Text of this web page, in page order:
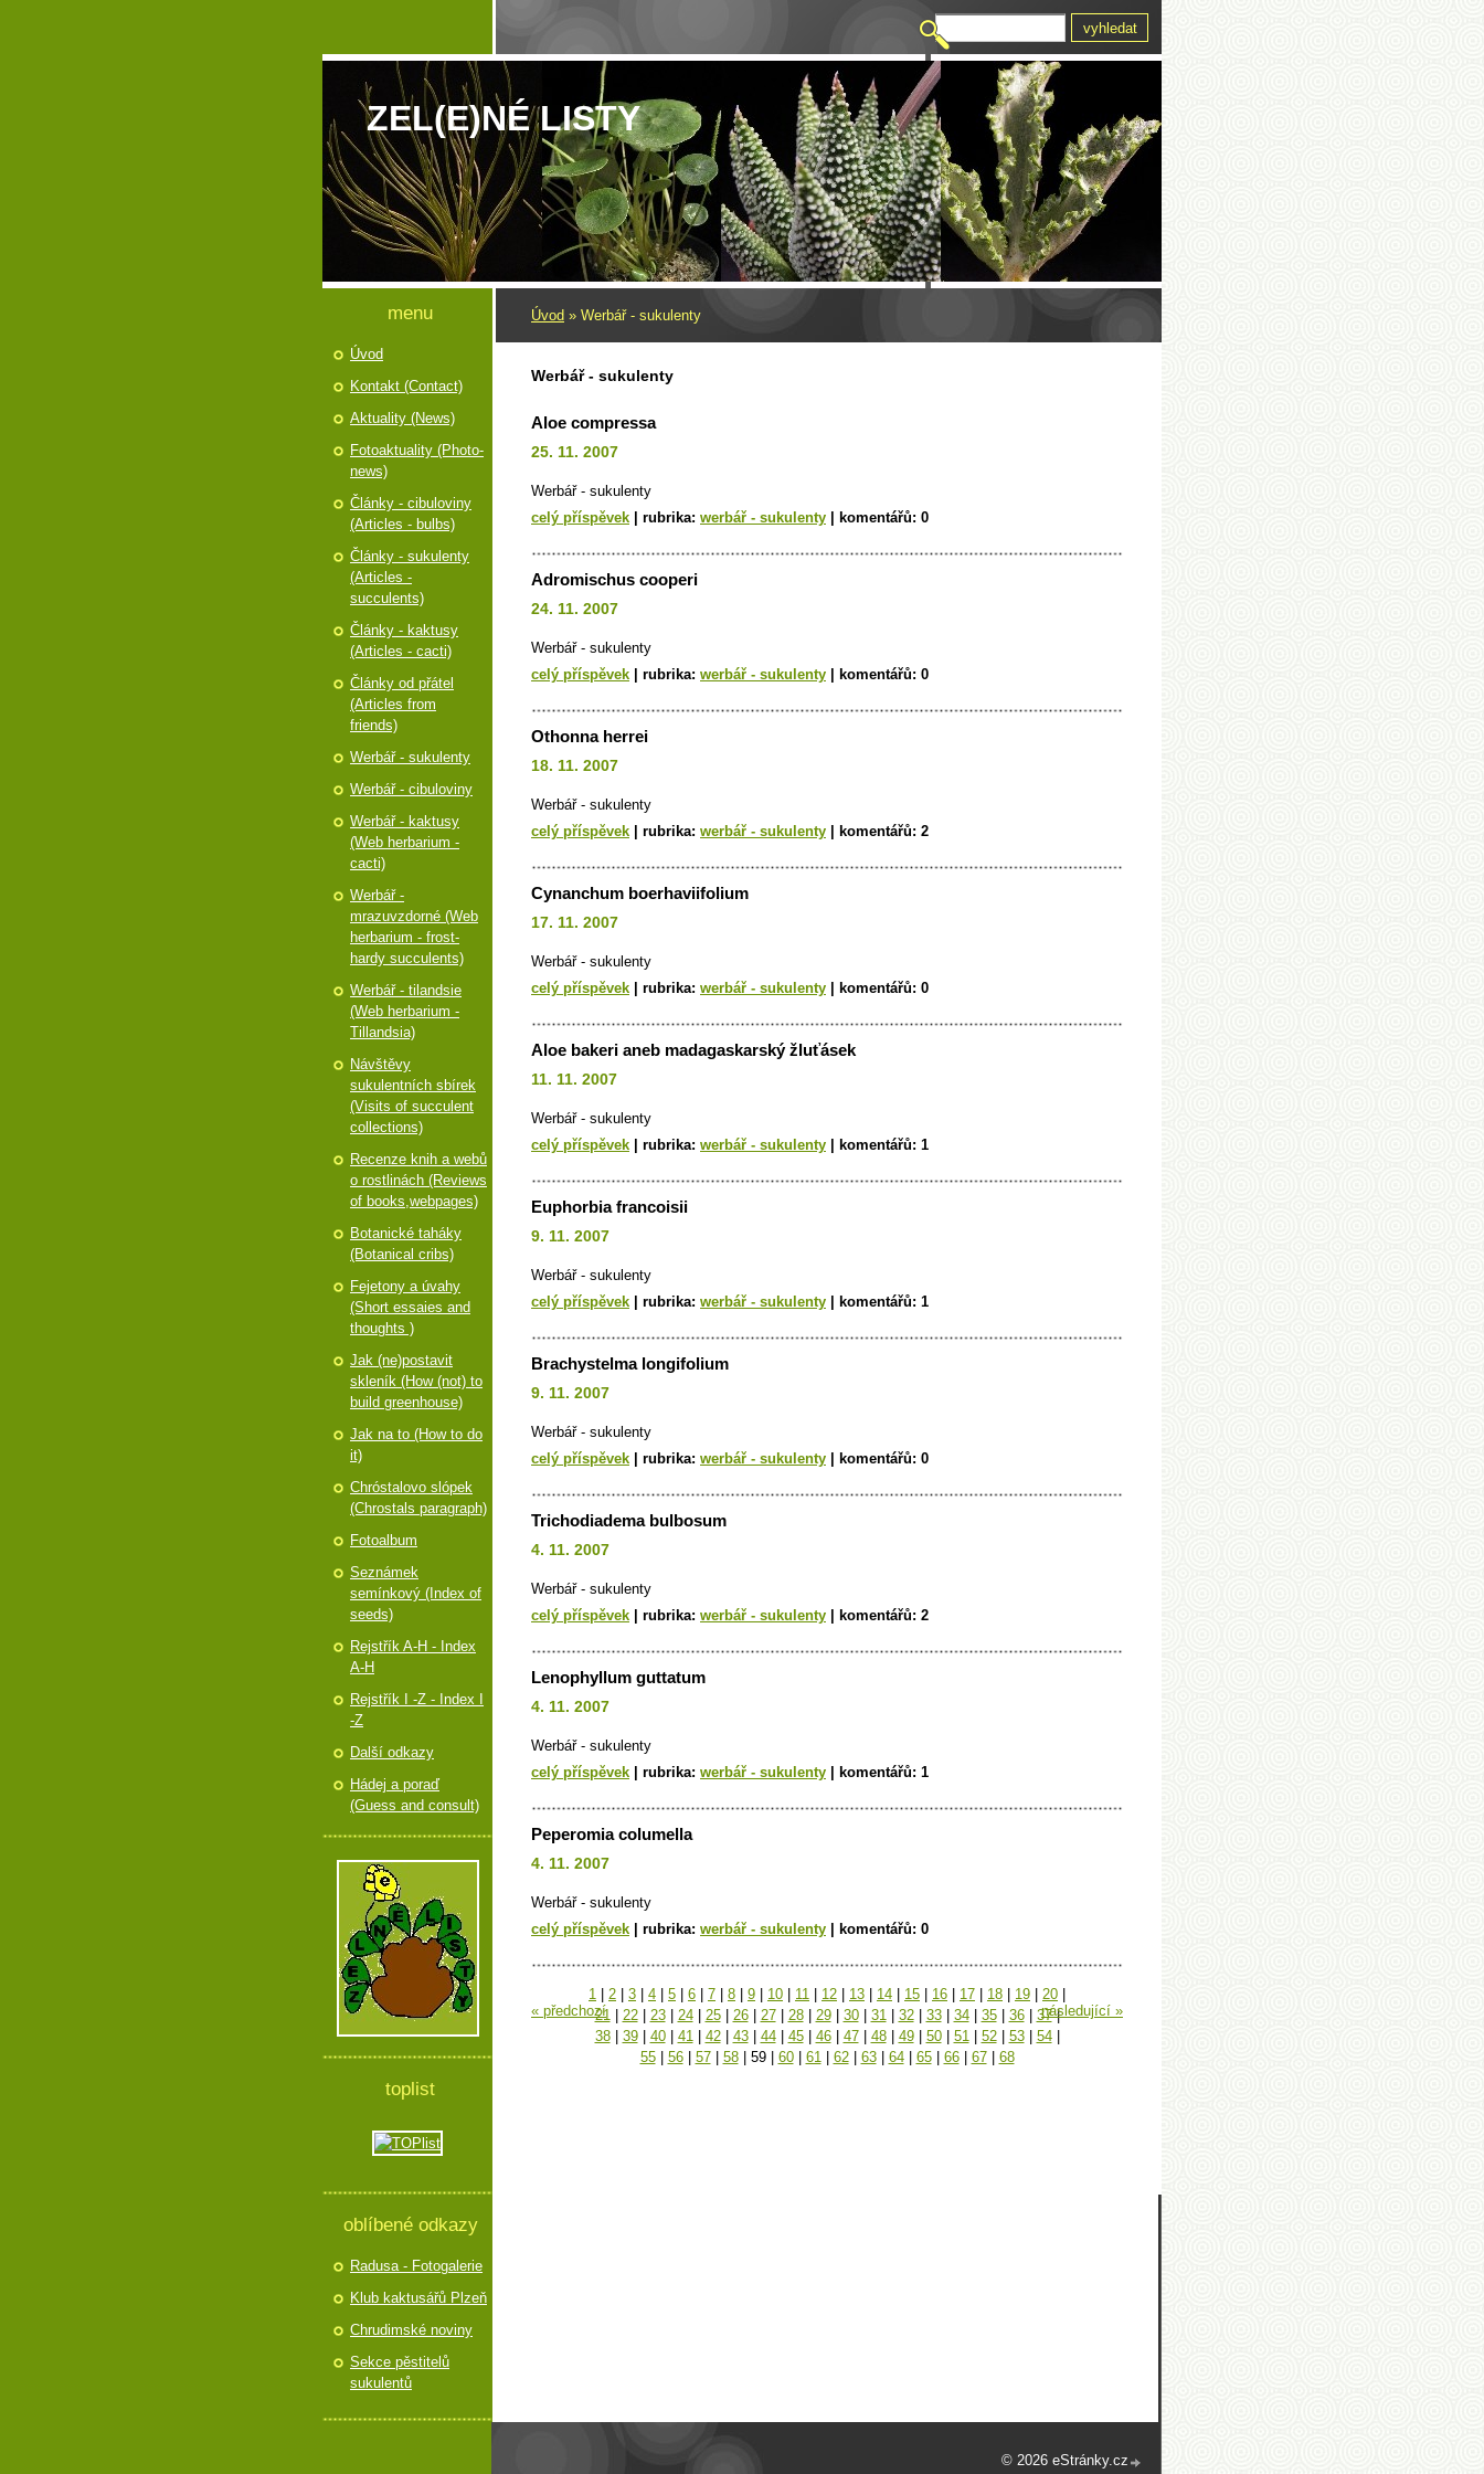
ZEL(E)NÉ LISTY
Úvod » Werbář - sukulenty
Werbář - sukulenty
Aloe compressa
25. 11. 2007
Werbář - sukulenty
celý příspěvek
rubrika: werbář - sukulenty komentářů: 0
Adromischus cooperi
24. 11. 2007
Werbář - sukulenty
celý příspěvek
rubrika: werbář - sukulenty komentářů: 0
Othonna herrei
18. 11. 2007
Werbář - sukulenty
celý příspěvek
rubrika: werbář - sukulenty komentářů: 2
Cynanchum boerhaviifolium
17. 11. 2007
Werbář - sukulenty
celý příspěvek
rubrika: werbář - sukulenty komentářů: 0
Aloe bakeri aneb madagaskarský žluťásek
11. 11. 2007
Werbář - sukulenty
celý příspěvek
rubrika: werbář - sukulenty komentářů: 1
Euphorbia francoisii
9. 11. 2007
Werbář - sukulenty
celý příspěvek
rubrika: werbář - sukulenty komentářů: 1
Brachystelma longifolium
9. 11. 2007
Werbář - sukulenty
celý příspěvek
rubrika: werbář - sukulenty komentářů: 0
Trichodiadema bulbosum
4. 11. 2007
Werbář - sukulenty
celý příspěvek
rubrika: werbář - sukulenty komentářů: 2
Lenophyllum guttatum
4. 11. 2007
Werbář - sukulenty
celý příspěvek
rubrika: werbář - sukulenty komentářů: 1
Peperomia columella
4. 11. 2007
Werbář - sukulenty
celý příspěvek
rubrika: werbář - sukulenty komentářů: 0
« předchozí
1 2 3 4 5 6 7 8 9 10 11 12 13 14 15 16 17 18 19 20
21
22 23 24 25 26 27 28 29 30 31 32 33 34 35 36 37 |
38
39 40 41 42 43 44 45 46 47 48 49 50 51 52 53 54
55
56 57 58 59 60 61 62 63 64 65 66 67 68
následující »
menu
Úvod
Kontakt (Contact)
Aktuality (News)
Fotoaktuality (Photo-
news)
Články - cibuloviny
(Articles - bulbs)
Články - sukulenty
(Articles -
succulents)
Články - kaktusy
(Articles - cacti)
Články od přátel
(Articles from
friends)
Werbář - sukulenty
Werbář - cibuloviny
Werbář - kaktusy
(Web herbarium -
cacti)
Werbář -
mrazuvzdorné (Web
herbarium - frost-
hardy succulents)
Werbář - tilandsie
(Web herbarium -
Tillandsia)
Návštěvy
sukulentních sbírek
(Visits of succulent
collections)
Recenze knih a webů
o rostlinách (Reviews
of books,webpages)
Botanické taháky
(Botanical cribs)
Fejetony a úvahy
(Short essaies and
thoughts )
Jak (ne)postavit
skleník (How (not) to
build greenhouse)
Jak na to (How to do
it)
Chróstalovo slópek
(Chrostals paragraph)
Fotoalbum
Seznámek
semínkový (Index of
seeds)
Rejstřík A-H - Index
A-H
Rejstřík I -Z - Index I
-Z
Další odkazy
Hádej a poraď
(Guess and consult)
toplist
oblíbené odkazy
Radusa - Fotogalerie
Klub kaktusářů Plzeň
Chrudimské noviny
Sekce pěstitelů
sukulentů
© 2026 eStránky.cz